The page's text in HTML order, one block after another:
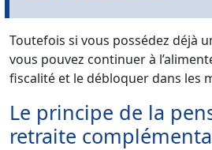
Toutefois si vous possédez déjà
vous pouvez continuer à
fiscalité et le débloquer dans les
Le principe de la
retraite